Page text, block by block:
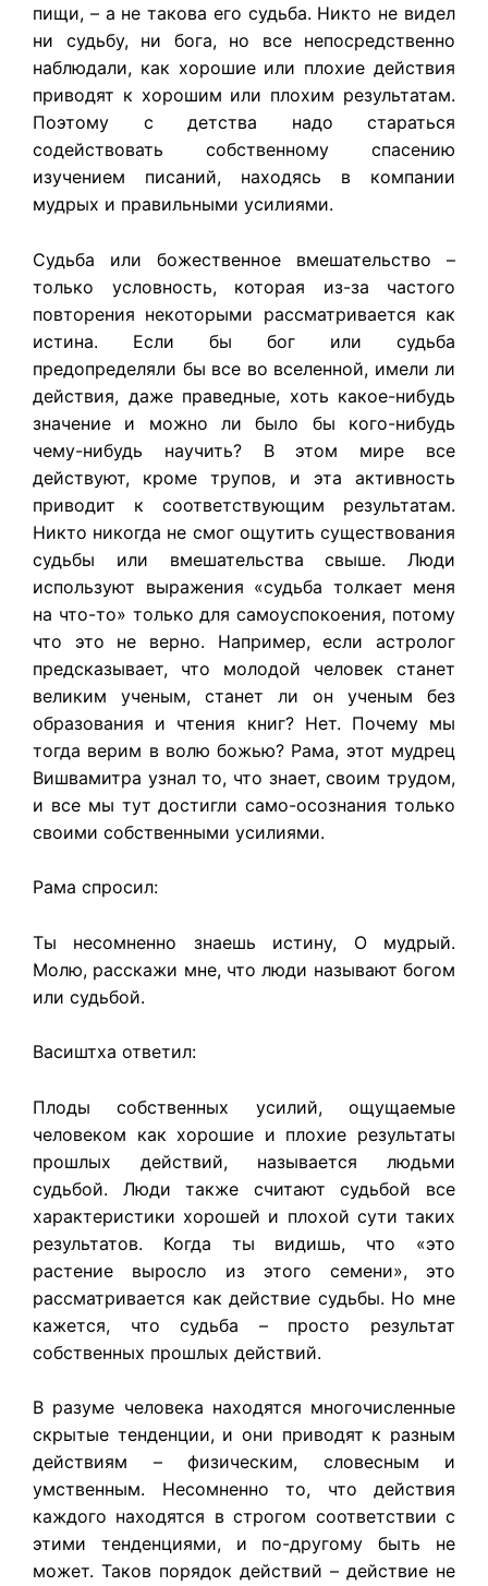
пищи, – а не такова его судьба. Никто не видел
ни судьбу, ни бога, но все непосредственно
наблюдали, как хорошие или плохие действия
приводят к хорошим или плохим результатам.
Поэтому с детства надо стараться
содействовать собственному спасению
изучением писаний, находясь в компании
мудрых и правильными усилиями.
Судьба или божественное вмешательство –
только условность, которая из-за частого
повторения некоторыми рассматривается как
истина. Если бы бог или судьба
предопределяли бы все во вселенной, имели ли
действия, даже праведные, хоть какое-нибудь
значение и можно ли было бы кого-нибудь
чему-нибудь научить? В этом мире все
действуют, кроме трупов, и эта активность
приводит к соответствующим результатам.
Никто никогда не смог ощутить существования
судьбы или вмешательства свыше. Люди
используют выражения «судьба толкает меня
на что-то» только для самоуспокоения, потому
что это не верно. Например, если астролог
предсказывает, что молодой человек станет
великим ученым, станет ли он ученым без
образования и чтения книг? Нет. Почему мы
тогда верим в волю божью? Рама, этот мудрец
Вишвамитра узнал то, что знает, своим трудом,
и все мы тут достигли само-осознания только
своими собственными усилиями.
Рама спросил:
Ты несомненно знаешь истину, О мудрый.
Молю, расскажи мне, что люди называют богом
или судьбой.
Васиштха ответил:
Плоды собственных усилий, ощущаемые
человеком как хорошие и плохие результаты
прошлых действий, называется людьми
судьбой. Люди также считают судьбой все
характеристики хорошей и плохой сути таких
результатов. Когда ты видишь, что «это
растение выросло из этого семени», это
рассматривается как действие судьбы. Но мне
кажется, что судьба – просто результат
собственных прошлых действий.
В разуме человека находятся многочисленные
скрытые тенденции, и они приводят к разным
действиям – физическим, словесным и
умственным. Несомненно то, что действия
каждого находятся в строгом соответствии с
этими тенденциями, и по-другому быть не
может. Таков порядок действий – действие не